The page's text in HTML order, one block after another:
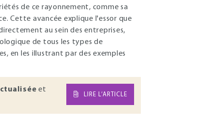
de ce rayonnement, comme sa
Cette avancée explique l'essor que
au sein des entreprises,
de tous les types de
en les illustrant par des exemples
et
LIRE L’ARTICLE